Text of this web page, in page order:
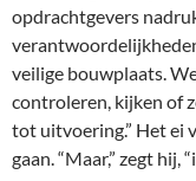
opdrachtgevers
veilige bouwplaats.
controleren, kijken of
tot uitvoering.” Het ei
gaan. “Maar,” zegt hij,